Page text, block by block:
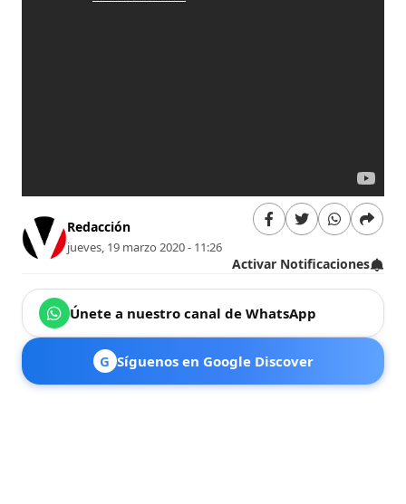
Redacción
jueves, 19 marzo 2020 - 11:26
Activar Notificaciones
Únete a nuestro canal de WhatsApp
G Síguenos en Google Discover